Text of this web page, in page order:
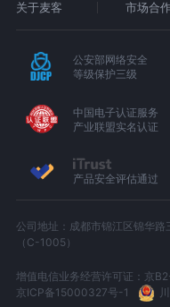
关于麦客 市场合
公安部网络安全
等级保护三级
中国电子认证服务
产业联盟实名认证
产品安全评估通过
公司地址：成都市锦江区锦华
（C-1005）
增值电信业务经营许可证：京
京ICP备15000327号-1